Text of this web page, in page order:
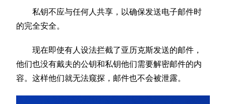
私钥不应与任何人共享，以确保发送电子邮件时
的完全安全。
现在即使有人设法拦截了亚历克斯发送的邮件，
他们也没有戴夫的公钥和私钥他们需要解密邮件的内
容。这样他们就无法窥探，邮件也不会被泄露。